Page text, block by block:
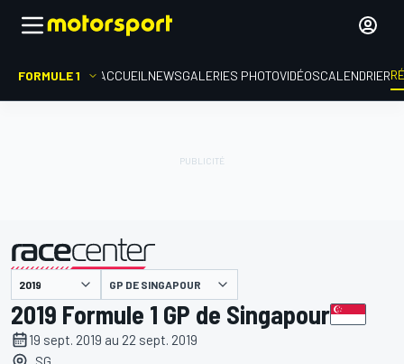
FORMULE 1 ACCUEIL NEWSGALERIES PHOTOVIDÉOSCALENDRIER
présenté par GP DE SINGAPOUR
2019 Formule 1 GP de Singapour
19 sept. 2019 au 22 sept. 2019